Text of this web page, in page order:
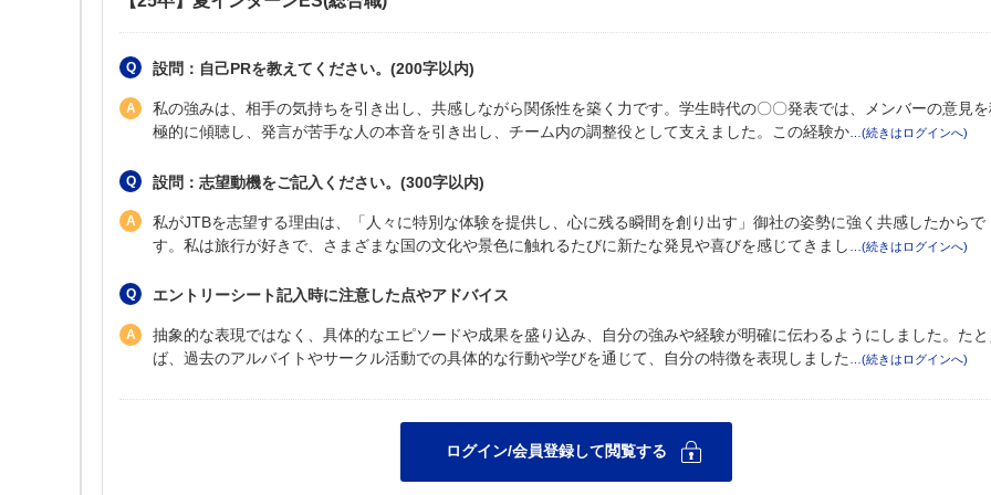
設問：自己PRを教えてください。(200字以内)
私の強みは、相手の気持ちを引き出し、共感しながら関係性を築く力です。学生時代の〇〇発表では、メンバーの意見
極的に傾聴し、発言が苦手な人の本音を引き出し、チーム内の調整役として支えました。この経験か
設問：志望動機をご記入ください。(300字以内)
私がJTBを志望する理由は、「人々に特別な体験を提供し、心に残る瞬間を創り出す」御社の姿勢に強く共感したからで
す。私は旅行が好きで、さまざまな国の文化や景色に触れるたびに新たな発見や喜びを感じてきまし
エントリーシート記入時に注意した点やアドバイス
抽象的な表現ではなく、具体的なエピソードや成果を盛り込み、自分の強みや経験が明確に伝わるようにしました。た
ば、過去のアルバイトやサークル活動での具体的な行動や学びを通じて、自分の特徴を表現しました